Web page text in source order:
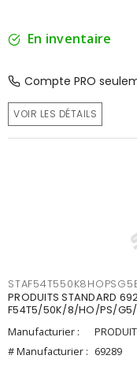
En inventaire
Compte PRO
VOIR LES DÉTAILS
PRODUITS STANDARD
F54T5/50K/8/HO/PS/G5/
Manufacturier :
# Manufacturier : 69289